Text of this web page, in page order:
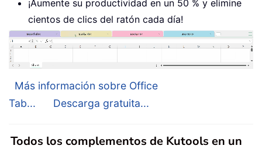
¡Aumente su productividad en un 50 % y elimine
cientos de clics del ratón cada día!
Más información sobre Office
Tab...
Descarga gratuita...
Todos los complementos de Kutools en un